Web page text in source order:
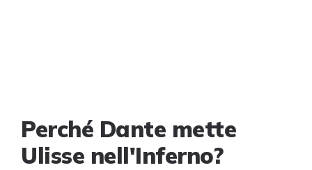
Perché Dante mette
Ulisse nell'Inferno?